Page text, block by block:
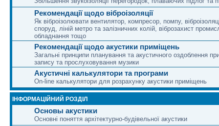
Рекомендації щодо віброізоляції
Як віброізолювати вентилятор, компресор, помпу,
споруд, ліній метро та залізничних колій, віброзахист
обладнання тощо
Рекомендації щодо акустики приміщень
Загальні принципи планування та акустичного оздоблення
запису та прослуховування музики
Акустичні калькулятори та програми
On-line калькулятори для розрахунку акустики приміщень
ІНФОРМАЦІЙНИЙ РОЗДІЛ
Основы акустики
Основні поняття архітектурно-будівельної акустики